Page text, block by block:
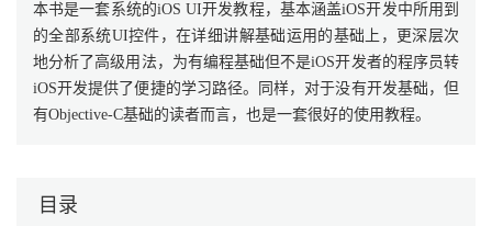
本书是一套系统的iOS UI开发教程，基本涵盖iOS开发中所用到
的全部系统UI控件，在详细讲解基础运用的基础上，更深层次
地分析了高级用法，为有编程基础但不是iOS开发者的程序员转
iOS开发提供了便捷的学习路径。同样，对于没有开发基础，但
有Objective-C基础的读者而言，也是一套很好的使用教程。
目录